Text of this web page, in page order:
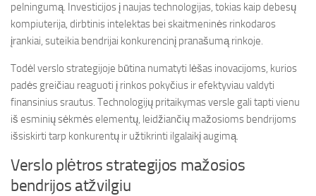
pelningumą. Investicijos į naujas technologijas, tokias kaip debesų
kompiuterija, dirbtinis intelektas bei skaitmeninės rinkodaros
įrankiai, suteikia bendrijai konkurencinį pranašumą rinkoje.
Todėl verslo strategijoje būtina numatyti lėšas inovacijoms, kurios
padės greičiau reaguoti į rinkos pokyčius ir efektyviau valdyti
finansinius srautus. Technologijų pritaikymas versle gali tapti vienu
iš esminių sėkmės elementų, leidžiančių mažosioms bendrijoms
išsiskirti tarp konkurentų ir užtikrinti ilgalaikį augimą.
Verslo plėtros strategijos mažosios
bendrijos atžvilgiu